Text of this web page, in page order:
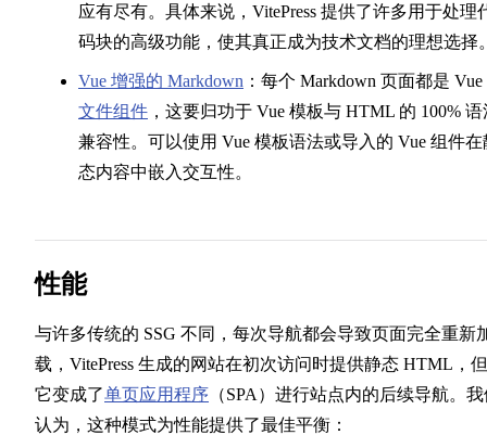
MPA 模式
sitemap 生成
应有尽有。具体来说，VitePress 提供了许多用于处理
码块的高级功能，使其真正成为技术文档的理想选择
Vue 增强的 Markdown ：每个 Markdown 页面都是 Vue
文件组件 ，这要归功于 Vue 模板与 HTML 的 100% 语
兼容性。可以使用 Vue 模板语法或导入的 Vue 组件在
态内容中嵌入交互性。
性能
与许多传统的 SSG 不同，每次导航都会导致页面完全重新
载，VitePress 生成的网站在初次访问时提供静态 HTML，但
它变成了单页应用程序 （SPA）进行站点内的后续导航。
认为，这种模式为性能提供了最佳平衡：